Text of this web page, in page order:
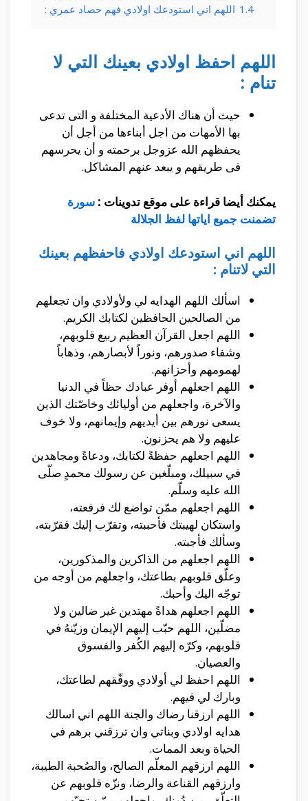
1.4 اللهم اني استودعك اولادي فهم حصاد عمري :
اللهم احفظ اولادي بعينك التي لا
تنام :
حيث أن هناك الأدعية المختلفة و التى تدعى
بها الأمهات من اجل أبناءها من أجل أن
يحفظهم الله عزوجل برحمته و أن يحرسهم
فى طريقهم و يبعد عنهم المشاكل.
يمكنك أيضا قراءة على موقع تدوينات : سورة
تضمنت جميع اياتها لفظ الجلالة
اللهم اني استودعك اولادي فاحفظهم بعينك
التي لاتنام :
اسألك اللهم الهدايه لي ولأولادي وان تجعلهم
من الصالحين الحافظين لكتابك الكريم.
اللهم اجعل القرآن العظيم ربيع قلوبهم،
وشفاء صدورهم، ونوراً لأبصارهم، وذهاباً
لهمومهم وأحزانهم.
اللهم اجعلهم أوفر عبادك حظاً في الدنيا
والآخرة، واجعلهم من أوليائك وخاصّتك الذين
يسعى نورهم بين أيديهم وإيمانهم، ولا خوف
عليهم ولا هم يحزنون.
اللهم اجعلهم حفظةً لكتابك، ودعاةً ومجاهدين
في سبيلك، ومبلّغين عن رسولك محمدٍ صلّى
الله عليه وسلّم.
اللهم اجعلهم ممّن تواضع لك فرفعته،
واستكان لهيبتك فأحببته، وتقرّب إليك فقرّبته،
وسألك فأجبته.
اللهم اجعلهم من الذاكرين والمذكورين،
وعلّق قلوبهم بطاعتك، واجعلهم من أوجه من
توجّه اليك وأحبك.
اللهم اجعلهم هداةً مهتدين غير ضالين ولا
مضلّين، اللهم حبّب إليهم الإيمان وزيّنهُ في
قلوبهم، وكرّه إليهم الكُفر والفسوق
والعصيان.
اللهم احفظ لي أولادي ووفّقهم لطاعتك،
وبارك لي فيهم.
اللهم ارزقنا رضاك والجنة اللهم اني اسالك
هدايه اولادي وبناتي وان ترزقني برهم في
الحياة وبعد الممات.
اللهم ارزقهم المعلّم الصالح، والصُحبة الطيبة،
وارزقهم القناعة والرضا، ونزّه قلوبهم عن